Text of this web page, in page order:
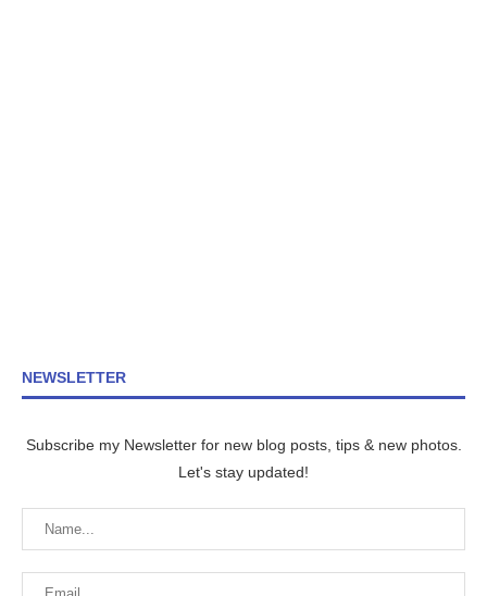
NEWSLETTER
Subscribe my Newsletter for new blog posts, tips & new photos.
Let's stay updated!